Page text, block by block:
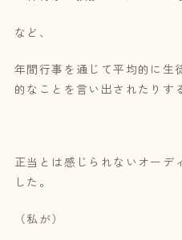
など、
年間行事を通じて平均的に生
的なことを言い出されたりす
正当とは感じられないオーデ
した。
（私が）